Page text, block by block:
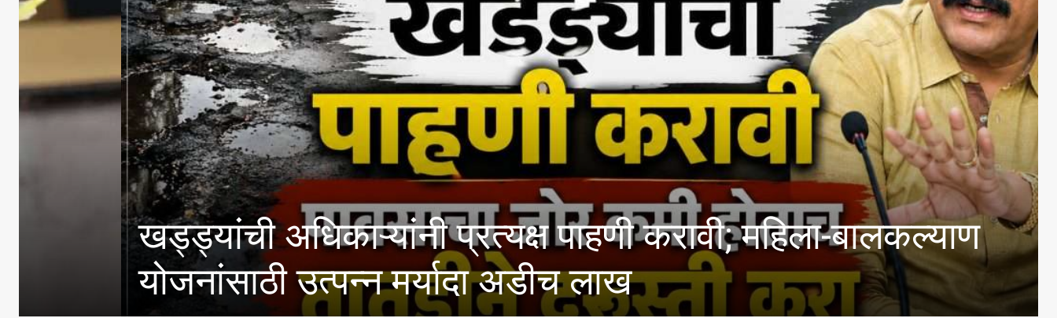
खड्ड्यांची अधिकाऱ्यांनी प्रत्यक्ष पाहणी करावी; महिला-बालकल्याण
योजनांसाठी उत्पन्न मर्यादा अडीच लाख